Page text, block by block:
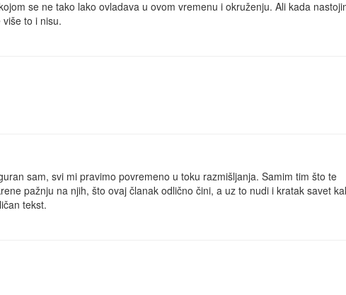
se ne tako lako ovladava u ovom vremenu i okruženju. Ali kada
to i nisu.
sam, svi mi pravimo povremeno u toku razmišljanja. Samim tim što te
pažnju na njih, što ovaj članak odlično čini, a uz to nudi i kratak savet
tekst.